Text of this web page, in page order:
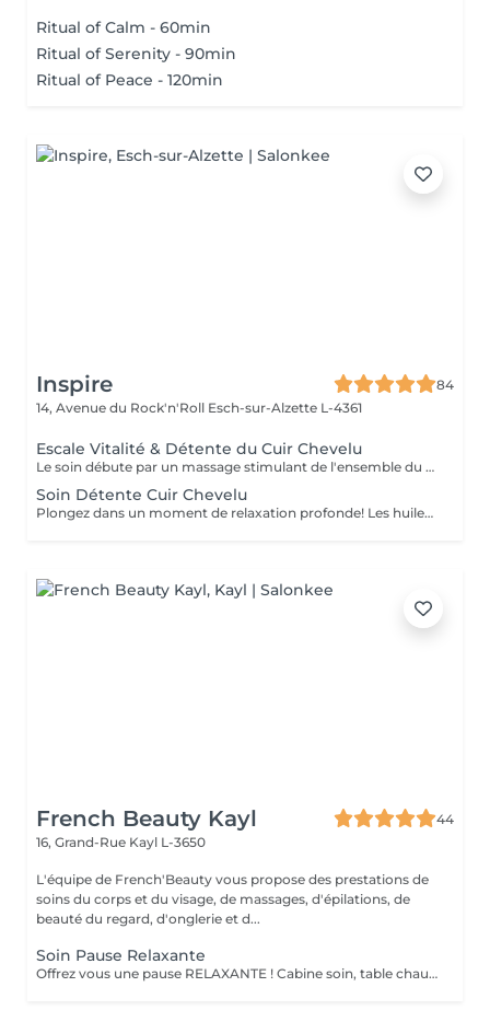
Ritual of Calm - 60min
Ritual of Serenity - 90min
Ritual of Peace - 120min
Inspire
84
14, Avenue du Rock'n'Roll Esch-sur-Alzette L-4361
Escale Vitalité & Détente du Cuir Chevelu
Le soin débute par un massage stimulant de l'ensemble du cuir chevelu afin d'activer la microcirculation et favoriser la vitalité du cheveu. Une huile botanique rafraîchissante est appliquée sur les racines pour purifier le cuir chevelu, apporter une agréable sensation de fraîcheur et contribuer à son équilibre naturel. Une seconde huile au Neem et Coco est ensuite travaillée sur les longueurs et les pointes afin de nourrir, assouplir et protéger la fibre capillaire face aux agressions estivales telles que le soleil, le vent ou les baignades. Les manuvres lentes, enveloppantes et répétitives procurent une profonde sensation de relâchement. Les tensions accumulées se dissipent progressivement tandis que le corps et l'esprit s'abandonnent à une détente profonde. Les cheveux retrouvent douceur, souplesse et éclat, tandis que le cuir chevelu bénéficie d'un véritable bain de fraîcheur. Une parenthèse de bien-être et de calme entre deux soirées terrasses au soleil !
Soin Détente Cuir Chevelu
Plongez dans un moment de relaxation profonde! Les huiles naturelles au Neem stimulent le cuir chevelu et la pousse des cheveux. Le massage de la tête, du cuir chevelu et de la nuque vous emporte dans un doux moment de détente.
French Beauty Kayl
44
16, Grand-Rue Kayl L-3650
L'équipe de French'Beauty vous propose des prestations de
soins du corps et du visage, de massages, d'épilations, de
beauté du regard, d'onglerie et d...
Soin Pause Relaxante
Offrez vous une pause RELAXANTE ! Cabine soin, table chauffante, massage crânien ou pieds ou mains ( 20 minutes ) sur fond sonore relaxant, service thé/café